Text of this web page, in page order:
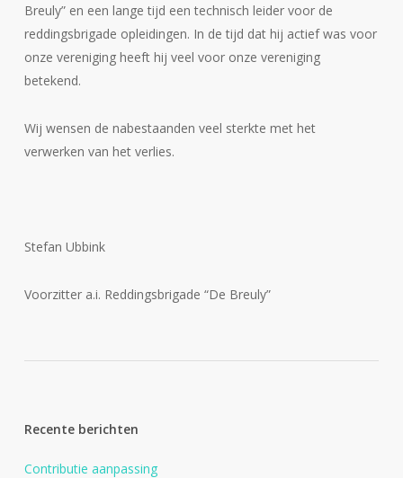
Breuly” en een lange tijd een technisch leider voor de
reddingsbrigade opleidingen. In de tijd dat hij actief was voor
onze vereniging heeft hij veel voor onze vereniging
betekend.
Wij wensen de nabestaanden veel sterkte met het
verwerken van het verlies.
Stefan Ubbink
Voorzitter a.i. Reddingsbrigade “De Breuly”
Recente berichten
Contributie aanpassing